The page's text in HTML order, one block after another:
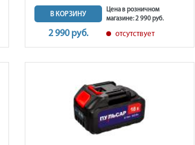
В КОРЗИНУ
2 990 руб.
Цена в розничном
магазине: 2 990 руб.
отсутствует